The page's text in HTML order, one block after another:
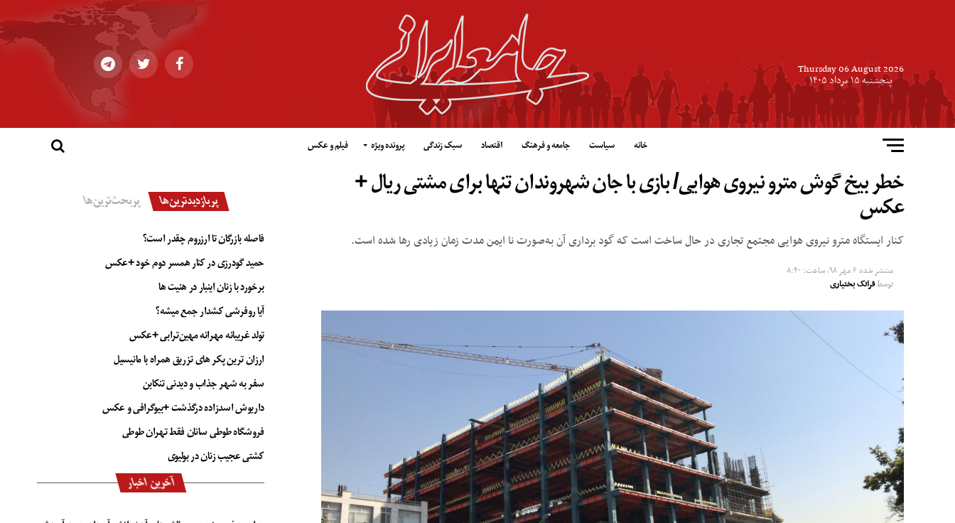
Thursday 06 August 2026
پنجشنبه ۱۵ مرداد ۱۴۰۵
خانه سیاست جامعه و فرهنگ اقتصاد سبک زندگی پرونده ویژه فیلم و عکس
خطر بیخ گوش مترو نیروی هوایی/ بازی با جان شهروندان تنها برای مشتی ریال +
عکس
کنار ایستگاه مترو نیروی هوایی مجتمع تجاری در حال ساخت است که گود برداری آن به‌صورت نا ایمن مدت زمان زیادی رها شده است.
منتشر شده ۶ مهر ۹۸, ساعت: ۸:۴۰
توسطفرانک بختیاری
پربازدیدترین‌ها پربحث‌ترین‌ها
فاصله بازرگان تا ارزروم چقدر است؟
حمید گودرزی در کنار همسر دوم خود +عکس
برخورد با زنان اینبار در هئیت ها
آیا روفرشی کشدار جمع میشه؟
تولد غریبانه مهرانه مهین‌ترابی +عکس
ارزان ترین پکر های تزریق همراه با مانیسیل
سفر به شهر جذاب و دیدنی تنکابن
داریوش اسدزاده درگذشت +بیوگرافی و عکس
فروشگاه طوطی سانان فقط تهران طوطی
کشتی عجیب زنان در بولیوی
آخرین اخبار